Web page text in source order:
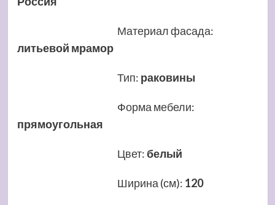
Материал фасада:
литьевой мрамор
Тип: раковины
Форма мебели:
прямоугольная
Цвет:белый
Ширина (см): 120